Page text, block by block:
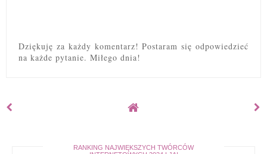
Dziękuję za każdy komentarz! Postaram się odpowiedzieć
na każde pytanie. Miłego dnia!
RANKING NAJWIĘKSZYCH TWÓRCÓW